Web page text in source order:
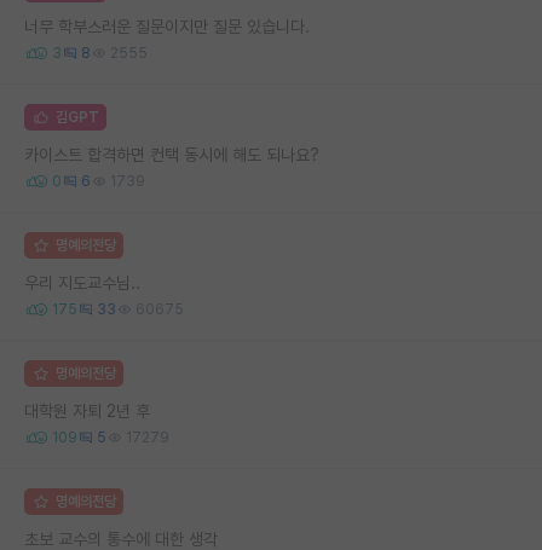
너무 학부스러운 질문이지만 질문 있습니다.
3 8 2555
김GPT
카이스트 합격하면 컨택 동시에 해도 되나요?
0 6 1739
명예의전당
우리 지도교수님..
175 33 60675
명예의전당
대학원 자퇴 2년 후
109 5 17279
명예의전당
초보 교수의 통수에 대한 생각